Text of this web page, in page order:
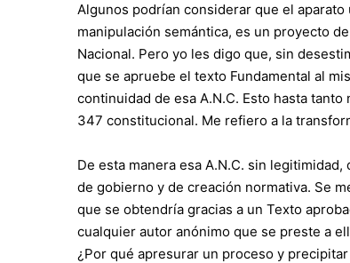
Algunos podrían considerar que el
manipulación semántica, es un proyecto
Nacional. Pero yo les digo que, sin
que se apruebe el texto Fundamental al
continuidad de esa A.N.C. Esto hasta
347 constitucional. Me refiero a la
De esta manera esa A.N.C. sin
de gobierno y de creación normativa. Se
que se obtendría gracias a un Texto
cualquier autor anónimo que se preste a
¿Por qué apresurar un proceso y